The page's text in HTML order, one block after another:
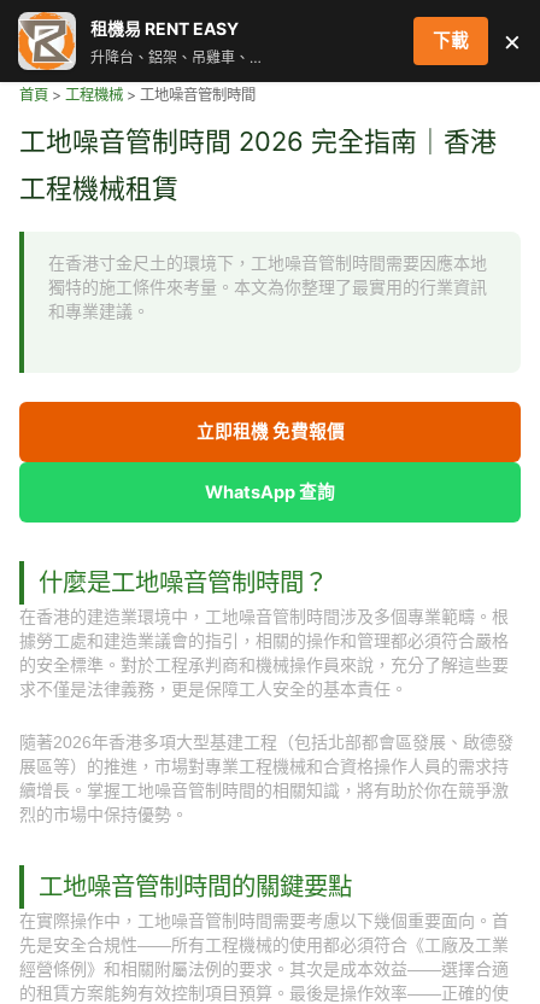
首頁 > 工程機械 > 工地噪音管制時間
工地噪音管制時間 2026 完全指南｜香港
工程機械租賃
在香港寸金尺土的環境下，工地噪音管制時間需要因應本地
獨特的施工條件來考量。本文為你整理了最實用的行業資訊
和專業建議。
立即租機 免費報價
WhatsApp 查詢
什麼是工地噪音管制時間？
在香港的建造業環境中，工地噪音管制時間涉及多個專業範疇。根
據勞工處和建造業議會的指引，相關的操作和管理都必須符合嚴格
的安全標準。對於工程承判商和機械操作員來說，充分了解這些要
求不僅是法律義務，更是保障工人安全的基本責任。
隨著2026年香港多項大型基建工程（包括北部都會區發展、啟德發
展區等）的推進，市場對專業工程機械和合資格操作人員的需求持
續增長。掌握工地噪音管制時間的相關知識，將有助於你在競爭激
烈的市場中保持優勢。
工地噪音管制時間的關鍵要點
在實際操作中，工地噪音管制時間需要考慮以下幾個重要面向。首
先是安全合規性——所有工程機械的使用都必須符合《工廠及工業
經營條例》和相關附屬法例的要求。其次是成本效益——選擇合適
的租賃方案能夠有效控制項目預算。最後是操作效率——正確的使
租機易 RENT EASY
升降台、鋁架、吊雞車、街燈車 即時叫車配對服務
下載 ×